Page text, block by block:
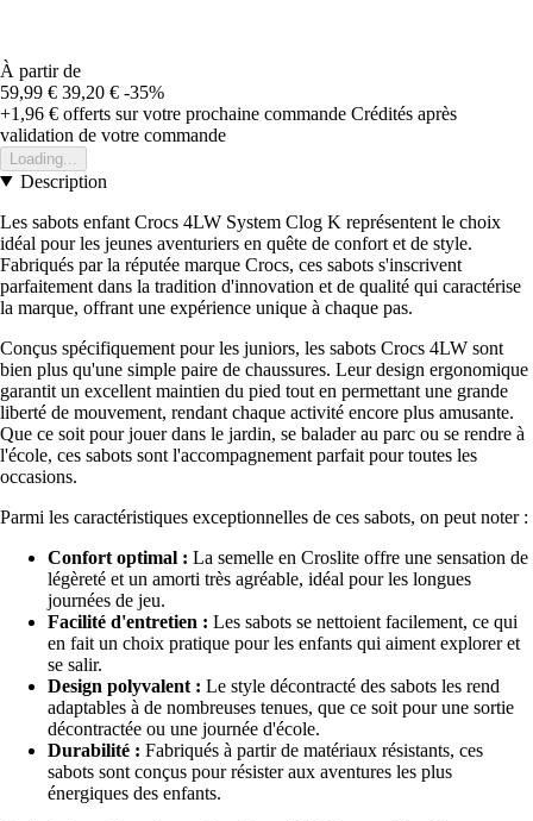
À partir de
59,99 € 39,20 € -35%
+1,96 € offerts sur votre prochaine commande Crédités après
validation de votre commande
Loading...
Description
Les sabots enfant Crocs 4LW System Clog K représentent le choix
idéal pour les jeunes aventuriers en quête de confort et de style.
Fabriqués par la réputée marque Crocs, ces sabots s'inscrivent
parfaitement dans la tradition d'innovation et de qualité qui caractérise
la marque, offrant une expérience unique à chaque pas.
Conçus spécifiquement pour les juniors, les sabots Crocs 4LW sont
bien plus qu'une simple paire de chaussures. Leur design ergonomique
garantit un excellent maintien du pied tout en permettant une grande
liberté de mouvement, rendant chaque activité encore plus amusante.
Que ce soit pour jouer dans le jardin, se balader au parc ou se rendre à
l'école, ces sabots sont l'accompagnement parfait pour toutes les
occasions.
Parmi les caractéristiques exceptionnelles de ces sabots, on peut noter :
Confort optimal : La semelle en Croslite offre une sensation de
légèreté et un amorti très agréable, idéal pour les longues
journées de jeu.
Facilité d'entretien : Les sabots se nettoient facilement, ce qui
en fait un choix pratique pour les enfants qui aiment explorer et
se salir.
Design polyvalent : Le style décontracté des sabots les rend
adaptables à de nombreuses tenues, que ce soit pour une sortie
décontractée ou une journée d'école.
Durabilité : Fabriqués à partir de matériaux résistants, ces
sabots sont conçus pour résister aux aventures les plus
énergiques des enfants.